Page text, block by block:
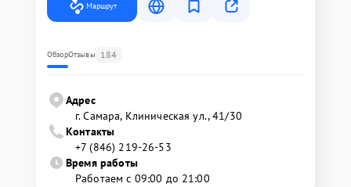
Маршрут
ОбзорОтзывы 184
Адрес
г. Самара, Клиническая ул., 41/30
Контакты
+7 (846) 219-26-53
Время работы
Работаем с 09:00 до 21:00